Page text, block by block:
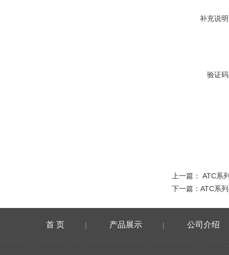
补充说
验证
上一篇： ATC系
下一篇： ATC系
首 页 | 产品展示 | 公司介绍